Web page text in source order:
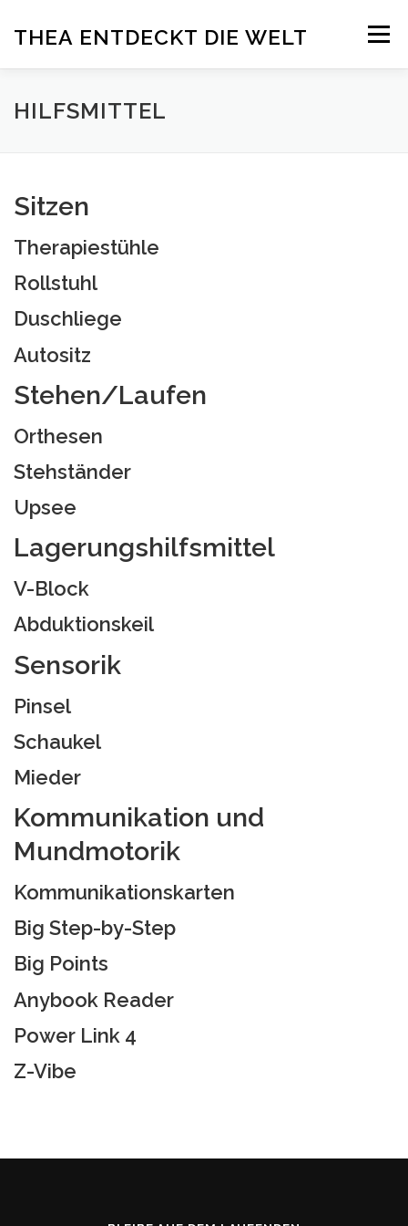
Inhalt
THEA ENTDECKT DIE WELT Menü
ÜBER THEA DELFINTHERAPIE
HILFSMITTEL
Sitzen
Therapiestühle
Rollstuhl
Duschliege
Autositz
Stehen/Laufen
Orthesen
Stehständer
Upsee
Lagerungshilfsmittel
V-Block
Abduktionskeil
Sensorik
Pinsel
Schaukel
Mieder
Kommunikation und
Mundmotorik
Kommunikationskarten
Big Step-by-Step
Big Points
Anybook Reader
Power Link 4
Z-Vibe